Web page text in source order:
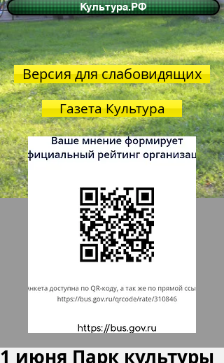
Культура.РФ
Версия для слабовидящих
Газета Культура
1 июня Парк культуры